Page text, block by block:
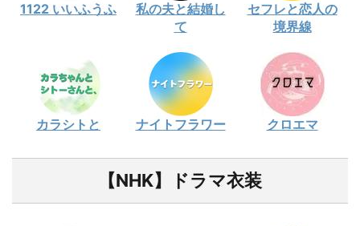
1122 いいふうふ
私の夫と結婚し
て
セフレと恋人の
境界線
カラシトと ナイトフラワー クロエマ
【NHK】ドラマ衣装